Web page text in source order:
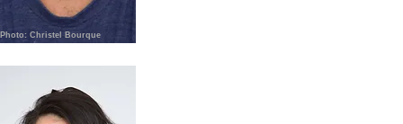
Photo: Christel Bourque